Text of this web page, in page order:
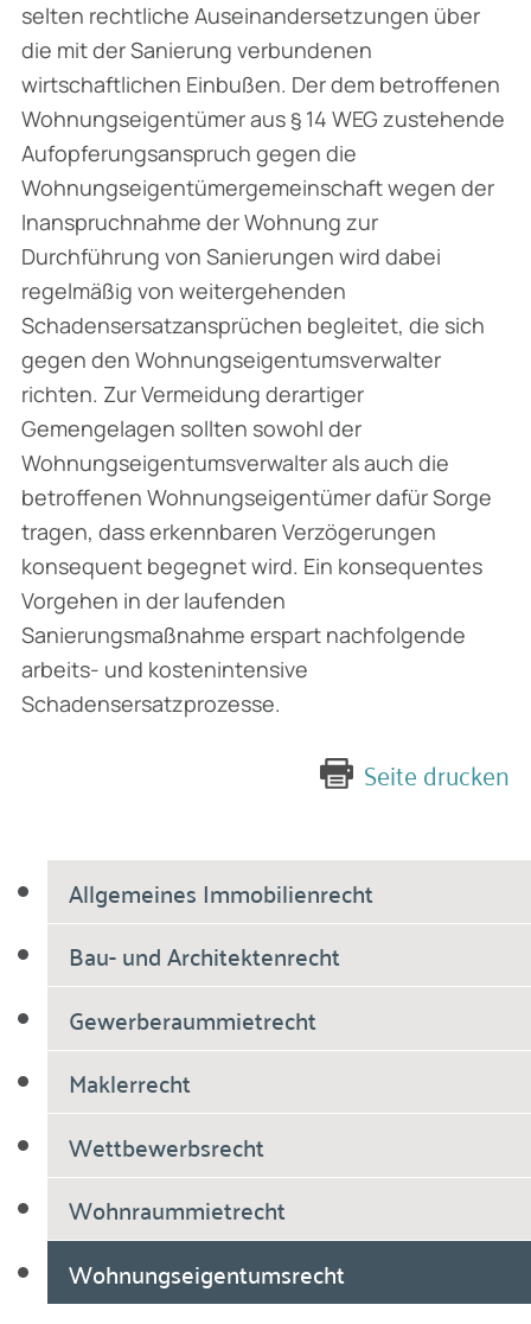
Allgemeines Immobilienrecht
Bau- und Architektenrecht
Gewerberaummietrecht
Maklerrecht
Wettbewerbsrecht
Wohnraummietrecht
Wohnungseigentumsrecht
selten rechtliche Auseinandersetzungen über
die mit der Sanierung verbundenen
wirtschaftlichen Einbußen. Der dem betroffenen
Wohnungseigentümer aus § 14 WEG zustehende
Aufopferungsanspruch gegen die
Wohnungseigentümergemeinschaft wegen der
Inanspruchnahme der Wohnung zur
Durchführung von Sanierungen wird dabei
regelmäßig von weitergehenden
Schadensersatzansprüchen begleitet, die sich
gegen den Wohnungseigentumsverwalter
richten. Zur Vermeidung derartiger
Gemengelagen sollten sowohl der
Wohnungseigentumsverwalter als auch die
betroffenen Wohnungseigentümer dafür Sorge
tragen, dass erkennbaren Verzögerungen
konsequent begegnet wird. Ein konsequentes
Vorgehen in der laufenden
Sanierungsmaßnahme erspart nachfolgende
arbeits- und kostenintensive
Schadensersatzprozesse.
Seite drucken